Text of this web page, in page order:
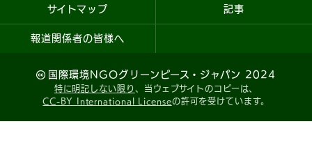
サイトマップ 記事
報道関係者の皆様へ
国際環境NGOグリーンピース・ジャパン 2024
特に明記しない限り 、当ウェブサイトのコピーは、
CC-BY International Licenseの許可を受けています。